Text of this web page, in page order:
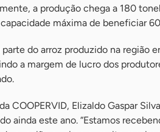
a produção chega a 180
máxima de beneficiar
do arroz produzido na região
a margem de lucro dos
COOPERVID, Elizaldo Gaspar
ainda este ano. “Estamos